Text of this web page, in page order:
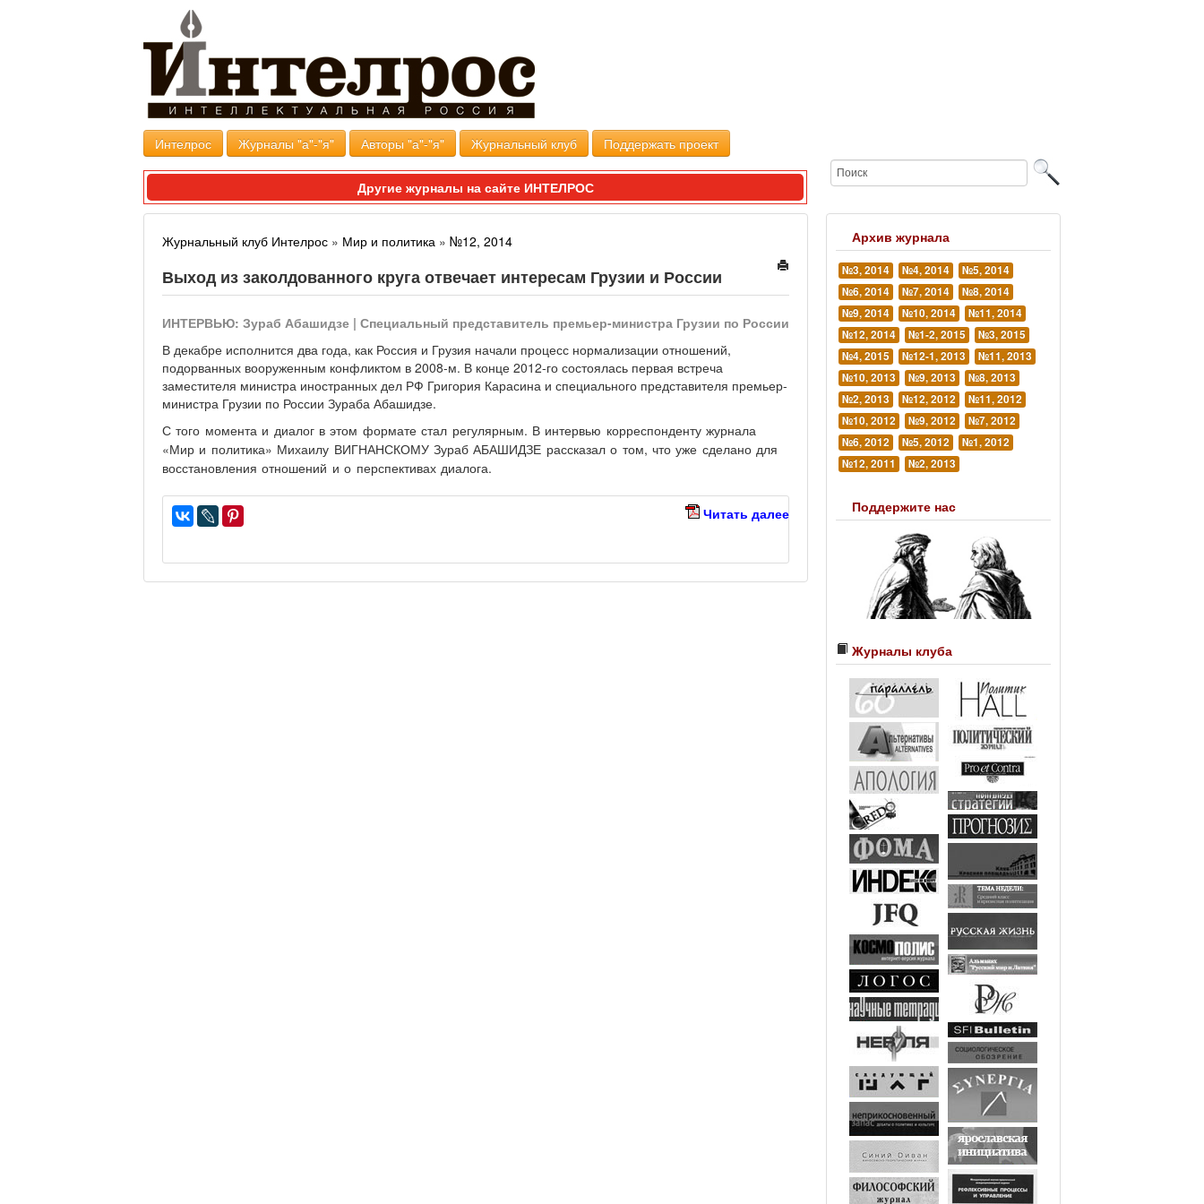
Интелрос Журналы "а"-"я" Авторы "а"-"я" Журнальный клуб Поддержать проект
Другие журналы на сайте ИНТЕЛРОС
Журнальный клуб Интелрос » Мир и политика » №12, 2014
Выход из заколдованного круга отвечает интересам Грузии и России
ИНТЕРВЬЮ: Зураб Абашидзе | Специальный представитель премьер-министра Грузии по России
В декабре исполнится два года, как Россия и Грузия начали процесс нормализации отношений,
подорванных вооруженным конфликтом в 2008-м. В конце 2012-го состоялась первая встреча
заместителя министра иностранных дел РФ Григория Карасина и специального представителя премьер-
министра Грузии по России Зураба Абашидзе.
С того момента и диалог в этом формате стал регулярным. В интервью корреспонденту журнала
«Мир и политика» Михаилу ВИГНАНСКОМУ Зураб АБАШИДЗЕ рассказал о том, что уже сделано для
восстановления отношений и о перспективах диалога.
Читать далее
Архив журнала
№3, 2014 №4, 2014
№5, 2014
№6, 2014
№7, 2014
№8, 2014
№9, 2014
№10, 2014
№11, 2014
№12, 2014
№1-2, 2015
№3, 2015
№4, 2015
№12-1, 2013
№11, 2013
№10, 2013
№9, 2013
№8, 2013
№2, 2013
№12, 2012
№11, 2012
№10, 2012
№9, 2012
№7, 2012
№6, 2012
№5, 2012
№1, 2012
№12, 2011
№2, 2013
Поддержите нас
Журналы клуба